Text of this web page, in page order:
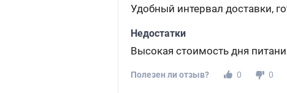
Удобный интервал доставки,
Недостатки
Высокая стоимость дня
Полезен ли отзыв? 0 0